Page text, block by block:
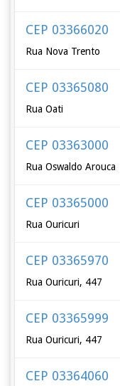
CEP 03366020
Rua Nova Trento
CEP 03365080
Rua Oati
CEP 03363000
Rua Oswaldo Arouca
CEP 03365000
Rua Ouricuri
CEP 03365970
Rua Ouricuri, 447
CEP 03365999
Rua Ouricuri, 447
CEP 03364060